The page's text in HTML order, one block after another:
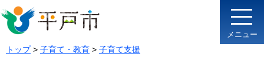
メニュー
トップ> 子育て・教育 > 子育て支援